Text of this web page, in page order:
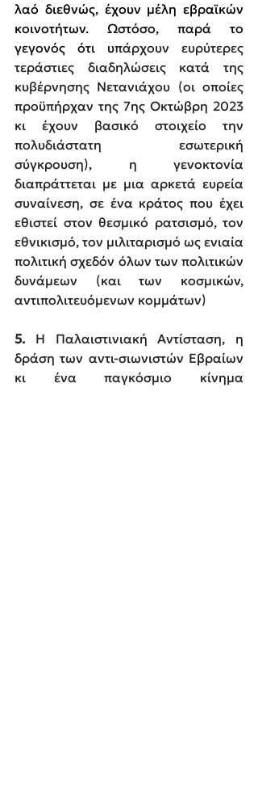
λαό διεθνώς, έχουν μέλη εβραϊκών
κοινοτήτων. Ωστόσο, παρά το
γεγονός ότι υπάρχουν ευρύτερες
τεράστιες διαδηλώσεις κατά της
κυβέρνησης Νετανιάχου (οι οποίες
προϋπήρχαν της 7ης Οκτώβρη 2023
κι έχουν βασικό στοιχείο την
πολυδιάστατη εσωτερική
σύγκρουση), η γενοκτονία
διαπράττεται με μια αρκετά ευρεία
συναίνεση, σε ένα κράτος που έχει
εθιστεί στον θεσμικό ρατσισμό, τον
εθνικισμό, τον μιλιταρισμό ως ενιαία
πολιτική σχεδόν όλων των πολιτικών
δυνάμεων (και των κοσμικών,
αντιπολιτευόμενων κομμάτων)
5. Η Παλαιστινιακή Αντίσταση, η
δράση των αντι-σιωνιστών Εβραίων
κι ένα παγκόσμιο κίνημα